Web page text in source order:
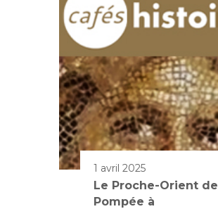
1 avril 2025
Le Proche-Orient de
Pompée à